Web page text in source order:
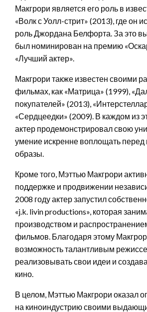
Макгрори является его роль в
«Волк с Уолл-стрит» (2013), где он
роль Джордана Белфорта. За это
был номинирован на премию
«Лучший актер».
Макгрори также известен своими
фильмах, как «Матрица» (1999),
покупателей» (2013),
«Сердцеедки» (2009). В каждом из
актер продемонстрировал свою
умение искренне воплощать
образы.
Кроме того, Мэттью Макгрори
поддержке и продвижении
2008 году актер запустил
«j.k. livin productions», которая
производством и
фильмов. Благодаря этому
возможность талантливым
реализовывать свои идеи и
кино.
В целом, Мэттью Макгрори оказал
на киноиндустрию своими